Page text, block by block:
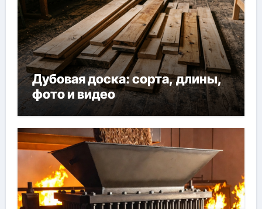
Дубовая доска: сорта, длины,
фото и видео